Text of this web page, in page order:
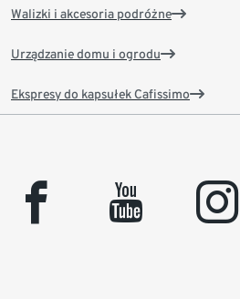
Walizki i akcesoria podróżne
Urządzanie domu i ogrodu
Ekspresy do kapsułek Cafissimo
facebook youtube instagram